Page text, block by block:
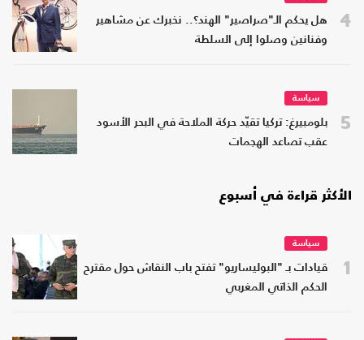
4
هل يحكم الـ"صراصير" الهند؟.. نخبرك عن مشاهير
وفنانين وصلوا إلى السلطة
5
سياسة
بلومبيرغ: تركيا تقيّد حركة الملاحة في البحر الأسود
عقب تصاعد الهجمات
الأكثر قراءة في أسبوع
1
سياسة
قيادات بـ "البوليساريو" تفتح باب النقاش حول مقترح
الحكم الذاتي المغربي